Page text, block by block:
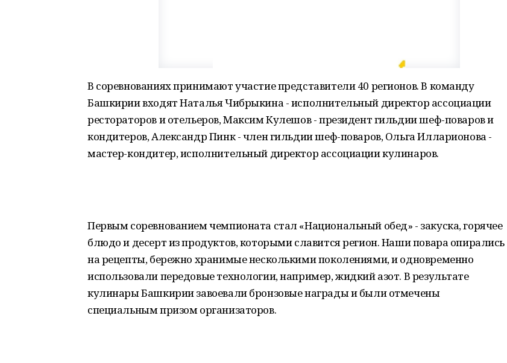
В соревнованиях принимают участие представители 40 регионов. В команду
Башкирии входят Наталья Чибрыкина - исполнительный директор ассоциации
рестораторов и отельеров, Максим Кулешов - президент гильдии шеф-поваров и
кондитеров, Александр Пинк - член гильдии шеф-поваров, Ольга Илларионова -
мастер-кондитер, исполнительный директор ассоциации кулинаров.
Первым соревнованием чемпионата стал «Национальный обед» - закуска, горячее
блюдо и десерт из продуктов, которыми славится регион. Наши повара опирались
на рецепты, бережно хранимые несколькими поколениями, и одновременно
использовали передовые технологии, например, жидкий азот. В результате
кулинары Башкирии завоевали бронзовые награды и были отмечены
специальным призом организаторов.